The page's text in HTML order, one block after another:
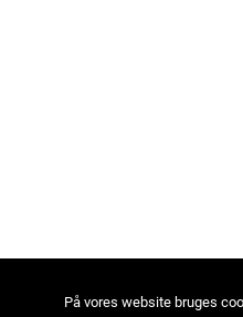
På vores website bruges